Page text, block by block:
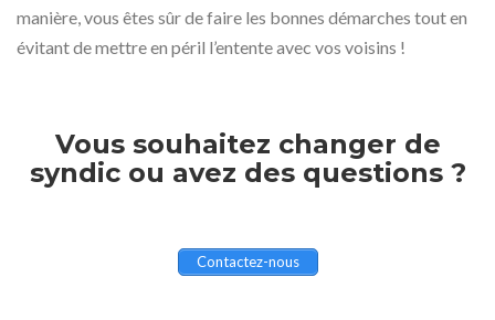
manière, vous êtes sûr de faire les bonnes démarches tout en
évitant de mettre en péril l’entente avec vos voisins !
Vous souhaitez changer de
syndic ou avez des questions ?
Contactez-nous